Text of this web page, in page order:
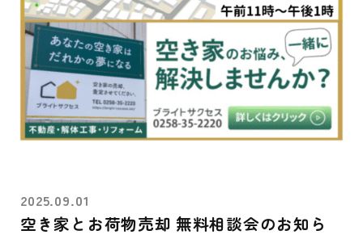
2025.09.01
空き家とお荷物売却 無料相談会のお知ら